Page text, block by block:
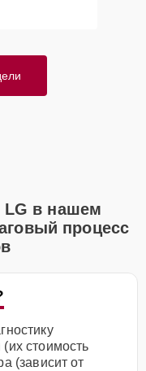
LG в нашем
процесс
стоимость
(зависит от